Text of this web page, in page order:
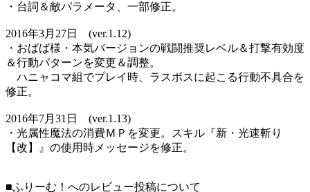
・台詞＆敵パラメータ、一部修正。
2016年3月27日 (ver.1.12)
・おばば様・本気バージョンの戦闘推奨レベル＆打撃有効度
＆行動パターンを変更＆調整。
ハニャコマ組でプレイ時、ラスボスに起こる行動不具合を
修正。
2016年7月31日 (ver.1.13)
・光属性魔法の消費ＭＰを変更。スキル『新・光速斬り
【改】』の使用時メッセージを修正。
■ふりーむ！へのレビュー投稿について